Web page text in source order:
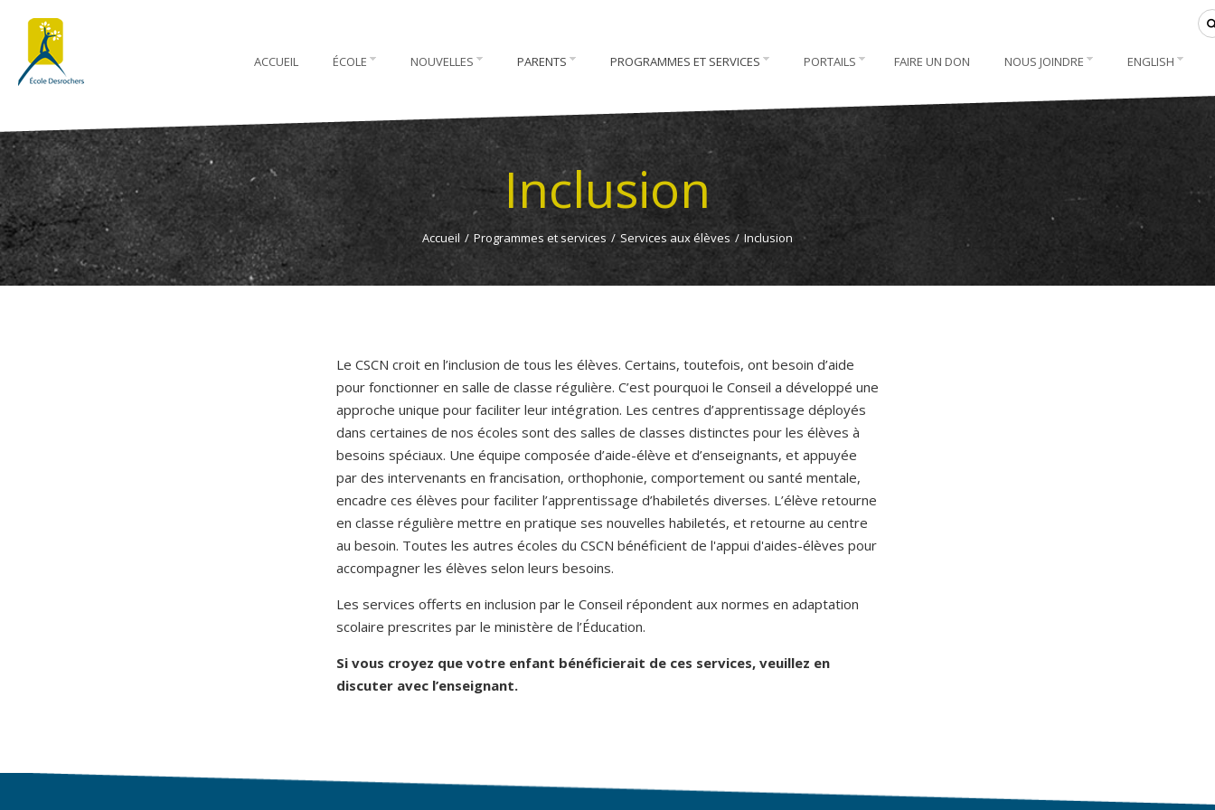
ACCUEIL ÉCOLE NOUVELLES PARENTS PROGRAMMES ET SERVICES PORTAILS FAIRE UN DON NOUS JOINDRE ENGLISH
Inclusion
Accueil / Programmes et services / Services aux élèves / Inclusion
Le CSCN croit en l’inclusion de tous les élèves. Certains, toutefois, ont besoin d’aide
pour fonctionner en salle de classe régulière. C’est pourquoi le Conseil a développé une
approche unique pour faciliter leur intégration. Les centres d’apprentissage déployés
dans certaines de nos écoles sont des salles de classes distinctes pour les élèves à
besoins spéciaux. Une équipe composée d’aide-élève et d’enseignants, et appuyée
par des intervenants en francisation, orthophonie, comportement ou santé mentale,
encadre ces élèves pour faciliter l’apprentissage d’habiletés diverses. L’élève retourne
en classe régulière mettre en pratique ses nouvelles habiletés, et retourne au centre
au besoin. Toutes les autres écoles du CSCN bénéficient de l'appui d'aides-élèves pour
accompagner les élèves selon leurs besoins.
Les services offerts en inclusion par le Conseil répondent aux normes en adaptation
scolaire prescrites par le ministère de l’Éducation.
Si vous croyez que votre enfant bénéficierait de ces services, veuillez en
discuter avec l’enseignant.